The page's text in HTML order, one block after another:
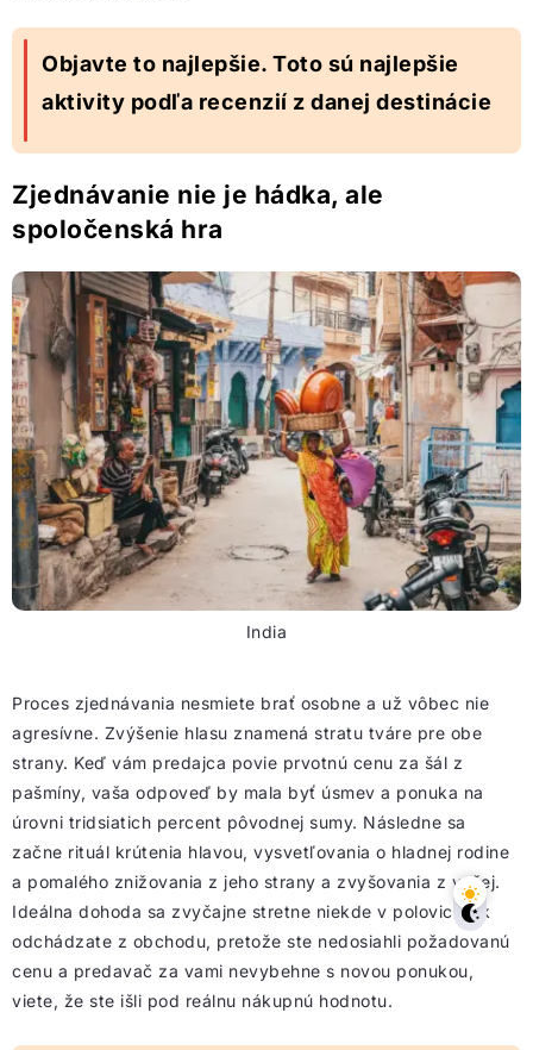
Objavte to najlepšie. Toto sú najlepšie
aktivity podľa recenzií z danej destinácie
Zjednávanie nie je hádka, ale
spoločenská hra
India
Proces zjednávania nesmiete brať osobne a už vôbec nie
agresívne. Zvýšenie hlasu znamená stratu tváre pre obe
strany. Keď vám predajca povie prvotnú cenu za šál z
pašmíny, vaša odpoveď by mala byť úsmev a ponuka na
úrovni tridsiatich percent pôvodnej sumy. Následne sa
začne rituál krútenia hlavou, vysvetľovania o hladnej rodine
a pomalého znižovania z jeho strany a zvyšovania z vašej.
Ideálna dohoda sa zvyčajne stretne niekde v polovici. Ak
odchádzate z obchodu, pretože ste nedosiahli požadovanú
cenu a predavač za vami nevybehne s novou ponukou,
viete, že ste išli pod reálnu nákupnú hodnotu.